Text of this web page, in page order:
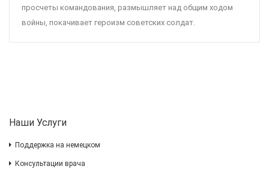
просчеты командования, размышляет над общим ходом
войны, покачивает героизм советских солдат.
Наши Услуги
Поддержка на немецком
Консультации врача